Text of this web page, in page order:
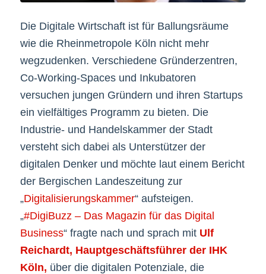
Die Digitale Wirtschaft ist für Ballungsräume
wie die Rheinmetropole Köln nicht mehr
wegzudenken. Verschiedene Gründerzentren,
Co-Working-Spaces und Inkubatoren
versuchen jungen Gründern und ihren Startups
ein vielfältiges Programm zu bieten. Die
Industrie- und Handelskammer der Stadt
versteht sich dabei als Unterstützer der
digitalen Denker und möchte laut einem Bericht
der Bergischen Landeszeitung zur
„Digitalisierungskammer“ aufsteigen.
„#DigiBuzz – Das Magazin für das Digital
Business“ fragte nach und sprach mit Ulf
Reichardt, Hauptgeschäftsführer der IHK
Köln, über die digitalen Potenziale, die